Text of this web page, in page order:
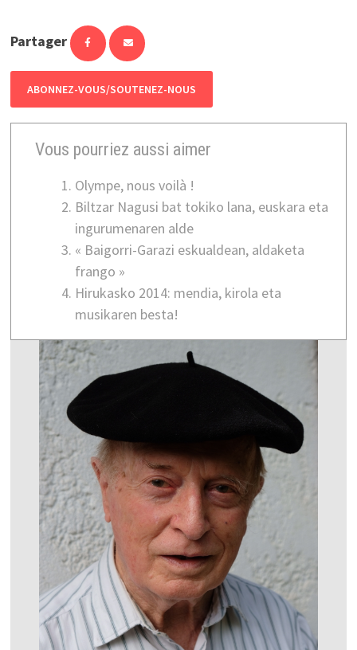
Partager
ABONNEZ-VOUS/SOUTENEZ-NOUS
Vous pourriez aussi aimer
Olympe, nous voilà !
Biltzar Nagusi bat tokiko lana, euskara eta
ingurumenaren alde
« Baigorri-Garazi eskualdean, aldaketa
frango »
Hirukasko 2014: mendia, kirola eta
musikaren besta!